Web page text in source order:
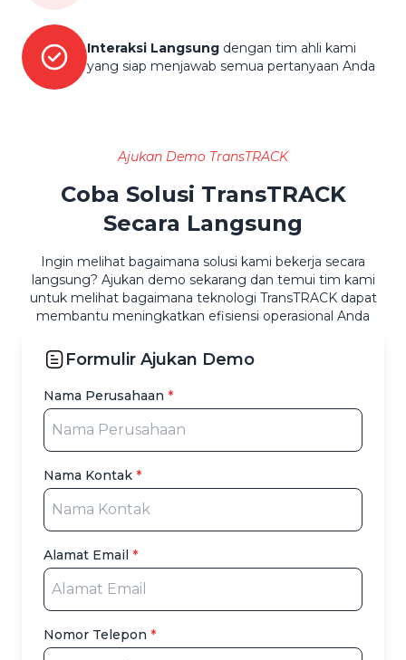
Interaksi Langsung dengan tim ahli kami
yang siap menjawab semua pertanyaan Anda
Ajukan Demo TransTRACK
Coba Solusi TransTRACK
Secara Langsung
Ingin melihat bagaimana solusi kami bekerja secara
langsung? Ajukan demo sekarang dan temui tim kami
untuk melihat bagaimana teknologi TransTRACK dapat
membantu meningkatkan efisiensi operasional Anda
Formulir Ajukan Demo
Nama Perusahaan *
Nama Kontak *
Alamat Email *
Nomor Telepon *